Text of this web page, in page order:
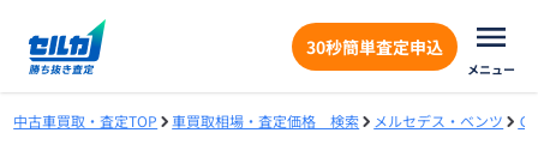
30秒簡単査定申込
メニュー
中古車買取・査定TOP 車買取相場・査定価格 検索 メルセデス・ベンツ Ｃ